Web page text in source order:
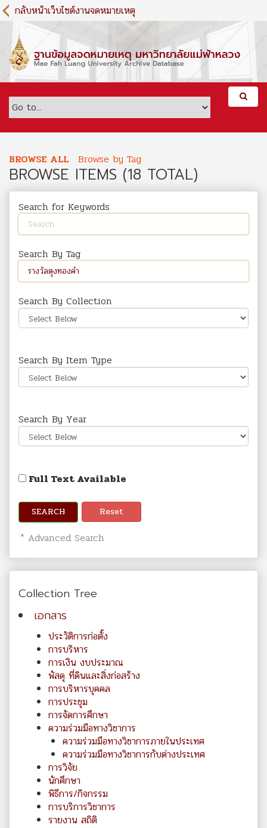
S
k
m
c
กลับหน้าเว็บไซต์งานจดหมายเหตุ
BROWSE ALL Browse by Tag
BROWSE ITEMS (18 TOTAL)
Search for Keywords
Search By Tag
Search By Collection
Search By Item Type
Search By Year
Full Text Available
SEARCH Reset
* Advanced Search
Collection Tree
เอกสาร
ประวัติการก่อตั้ง
การบริหาร
การเงิน งบประมาณ
พัสดุ ที่ดินและสิ่งก่อสร้าง
การบริหารบุคคล
การประชุม
การจัดการศึกษา
ความร่วมมือทางวิชาการ
ความร่วมมือทางวิชาการภายในประเทศ
ความร่วมมือทางวิชาการกับต่างประเทศ
การวิจัย
นักศึกษา
พิธีการ/กิจกรรม
การบริการวิชาการ
รายงาน สถิติ